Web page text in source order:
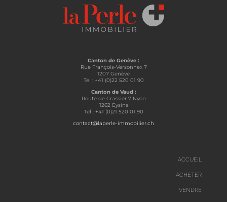
Canton de Genève :
Rue François-Versonnex 7
1207 Genève
Tel : +41 (0)22 520 01 90
Canton de Vaud :
Route de Crassier 7 Nyon
1262 Eysins
Tel : +41 (0)21 520 01 90
contact@laperle-immobilier.ch
ACCUEIL
ACHETER
VENDRE